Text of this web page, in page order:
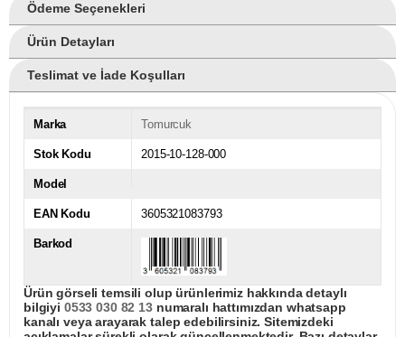
Ödeme Seçenekleri
Ürün Detayları
Teslimat ve İade Koşulları
Marka Tomurcuk
Stok Kodu 2015-10-128-000
Model
EAN Kodu 3605321083793
Barkod
Ürün görseli temsili olup ürünlerimiz hakkında detaylı
bilgiyi 0533 030 82 13numaralı hattımızdan whatsapp
kanalı veya arayarak talep edebilirsiniz. Sitemizdeki